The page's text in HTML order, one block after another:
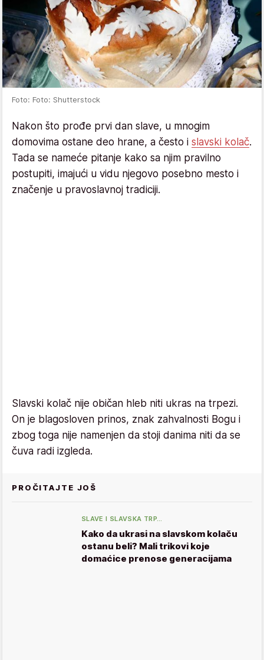
Foto: Foto: Shutterstock
Nakon što prođe prvi dan slave, u mnogim
domovima ostane deo hrane, a često i slavski kolač.
Tada se nameće pitanje kako sa njim pravilno
postupiti, imajući u vidu njegovo posebno mesto i
značenje u pravoslavnoj tradiciji.
Slavski kolač nije običan hleb niti ukras na trpezi.
On je blagosloven prinos, znak zahvalnosti Bogu i
zbog toga nije namenjen da stoji danima niti da se
čuva radi izgleda.
PROČITAJTE JOŠ
SLAVE I SLAVSKA TRP…
Kako da ukrasi na slavskom kolaču
ostanu beli? Mali trikovi koje
domaćice prenose generacijama